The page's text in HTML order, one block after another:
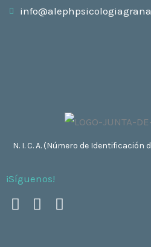
N. I. C. A. (Número de Identificación
¡Síguenos!